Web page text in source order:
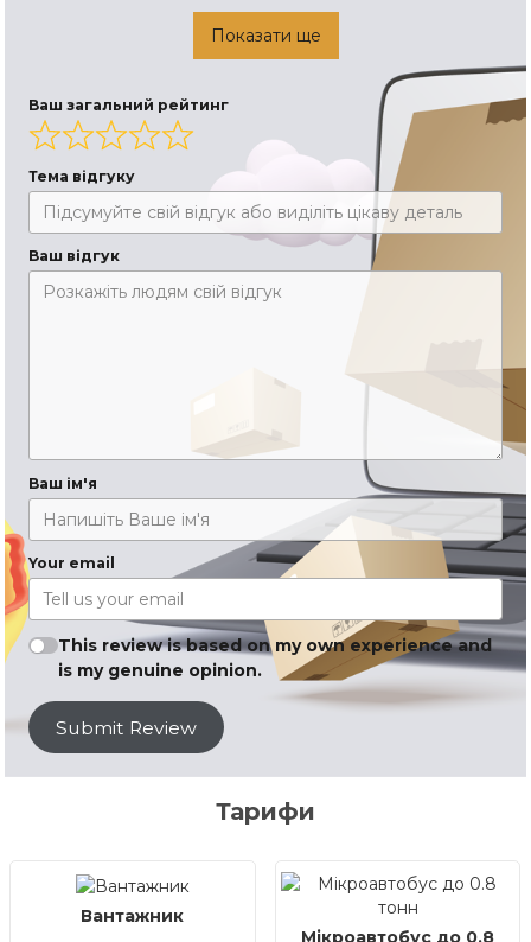
Показати ще
Ваш загальний рейтинг
Тема відгуку
Ваш відгук
Ваш ім'я
Your email
This review is based on my own experience and
is my genuine opinion.
Submit Review
Тарифи
Вантажник
Мікроавтобус до 0.8